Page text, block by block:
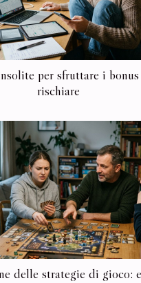
per sfruttare i bonus
rischiare
delle strategie di gioco: